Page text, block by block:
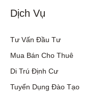
Dịch Vụ
Tư Vấn Đầu Tư
Mua Bán Cho Thuê
Di Trú Định Cư
Tuyển Dụng Đào Tạo